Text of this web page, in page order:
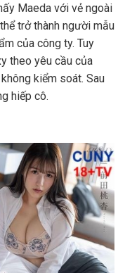
Maeda với vẻ ngoài
trở thành người mẫu
của công ty. Tuy
theo yêu cầu của
kiểm soát. Sau
hiếp cô.